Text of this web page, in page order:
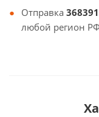
Отправка
любой регион